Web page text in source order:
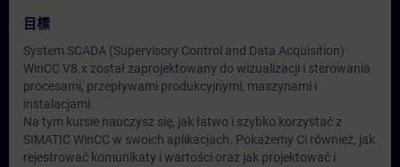
目標
System SCADA (Supervisory Control and Data Acquisition)
WinCC V8.x został zaprojektowany do wizualizacji i sterowania
procesami, przepływami produkcyjnymi, maszynami i
instalacjami.
Na tym kursie nauczysz się, jak łatwo i szybko korzystać z
SIMATIC WinCC w swoich aplikacjach. Pokażemy Ci również, jak
rejestrować komunikaty i wartości oraz jak projektować i